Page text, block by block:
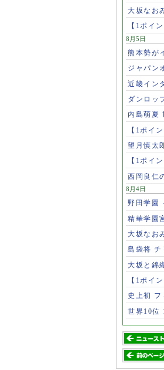
大坂なお
【1ポイ
8月5日
熊本勢が
ジャパン
近畿イン
ダンロッ
内島萌夏
【1ポイ
望月慎太
【1ポイ
西岡良仁
8月4日
野田学園
精華学園
大坂なお
島袋将 チ
大坂と錦
【1ポイ
史上初
世界10位